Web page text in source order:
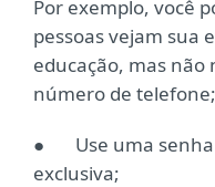
Por exemplo, você
pessoas vejam sua
educação, mas não
número de telefone;
● Use uma senha
exclusiva;